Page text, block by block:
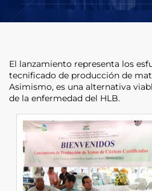
El lanzamiento representa los
tecnificado de producción de
Asimismo, es una alternativa
de la enfermedad del HLB.